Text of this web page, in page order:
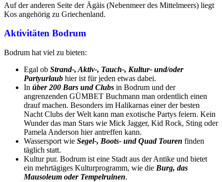
Auf der anderen Seite der Ägäis (Nebenmeer des Mittelmeers) liegt
Kos angehörig zu Griechenland.
Aktivitäten Bodrum
Bodrum hat viel zu bieten:
Egal ob Strand-, Aktiv-, Tauch-, Kultur- und/oder
Partyurlaub hier ist für jeden etwas dabei.
In über 200 Bars und Clubs in Bodrum und der
angrenzenden GÜMBET Buchmann man ordentlich einen
drauf machen. Besonders im Halikarnas einer der besten
Nacht Clubs der Welt kann man exotische Partys feiern. Kein
Wunder das man Stars wie Mick Jagger, Kid Rock, Sting oder
Pamela Anderson hier antreffen kann.
Wassersport wie Segel-, Boots- und Quad Touren finden
täglich statt.
Kultur pur. Bodrum ist eine Stadt aus der Antike und bietet
ein mehrtägiges Kulturprogramm, wie die Burg, das
Mausoleum oder Tempelruinen.